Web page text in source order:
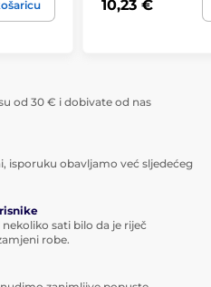
10,23 €
od 30 € i dobivate od nas
isporuku obavljamo već sljedećeg
sati bilo da je riječ
robe.